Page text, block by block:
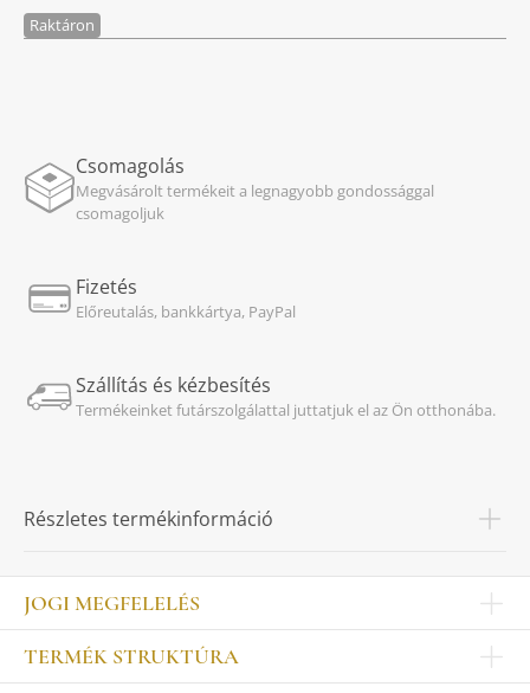
Raktáron
Csomagolás
Megvásárolt termékeit a legnagyobb gondossággal
csomagoljuk
Fizetés
Előreutalás, bankkártya, PayPal
Szállítás és kézbesítés
Termékeinket futárszolgálattal juttatjuk el az Ön otthonába.
Részletes termékinformáció
JOGI MEGFELELÉS
Impresszum
Kapcsolat
TERMÉK STRUKTÚRA